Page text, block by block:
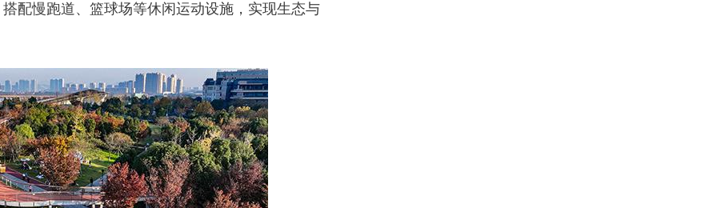
配慢跑道、篮球场等休闲运动设施，实现生态与